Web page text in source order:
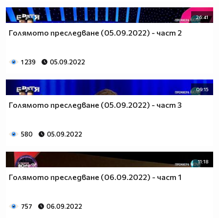
26:41
Голямото преследване (05.09.2022) - част 2
1 239 05.09.2022
09:15
Голямото преследване (05.09.2022) - част 3
580 05.09.2022
11:18
Голямото преследване (06.09.2022) - част 1
757 06.09.2022